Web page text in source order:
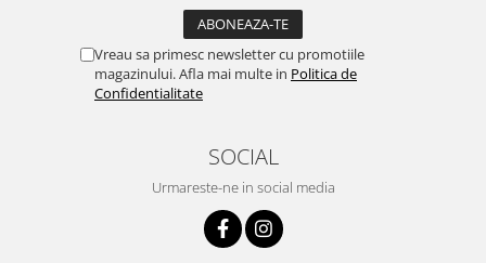
Vreau sa primesc newsletter cu promotiile
magazinului. Afla mai multe in Politica de
Confidentialitate
SOCIAL
Urmareste-ne in social media